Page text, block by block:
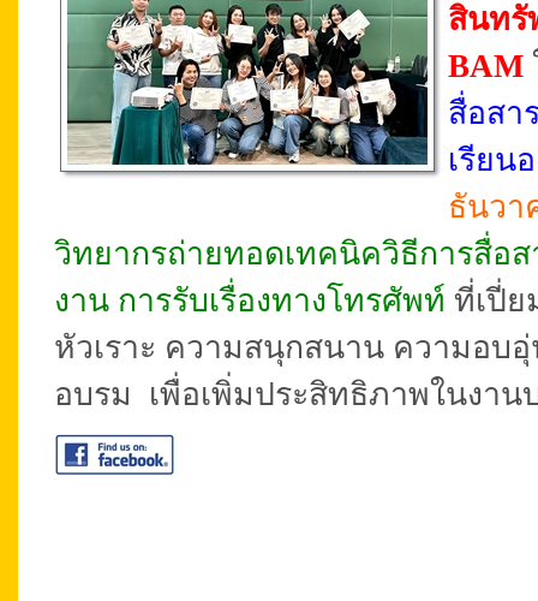
สินทรั
BAM
สื่อสา
เรียน
ธันวา
วิทยากรถ่ายทอดเทคนิควิธีการสื่อ
งาน การรับเรื่องทางโทรศัพท์ ที่เปี่ย
หัวเราะ ความสนุกสนาน ความอบ
อบรม เพื่อเพิ่มประสิทธิภาพในงาน